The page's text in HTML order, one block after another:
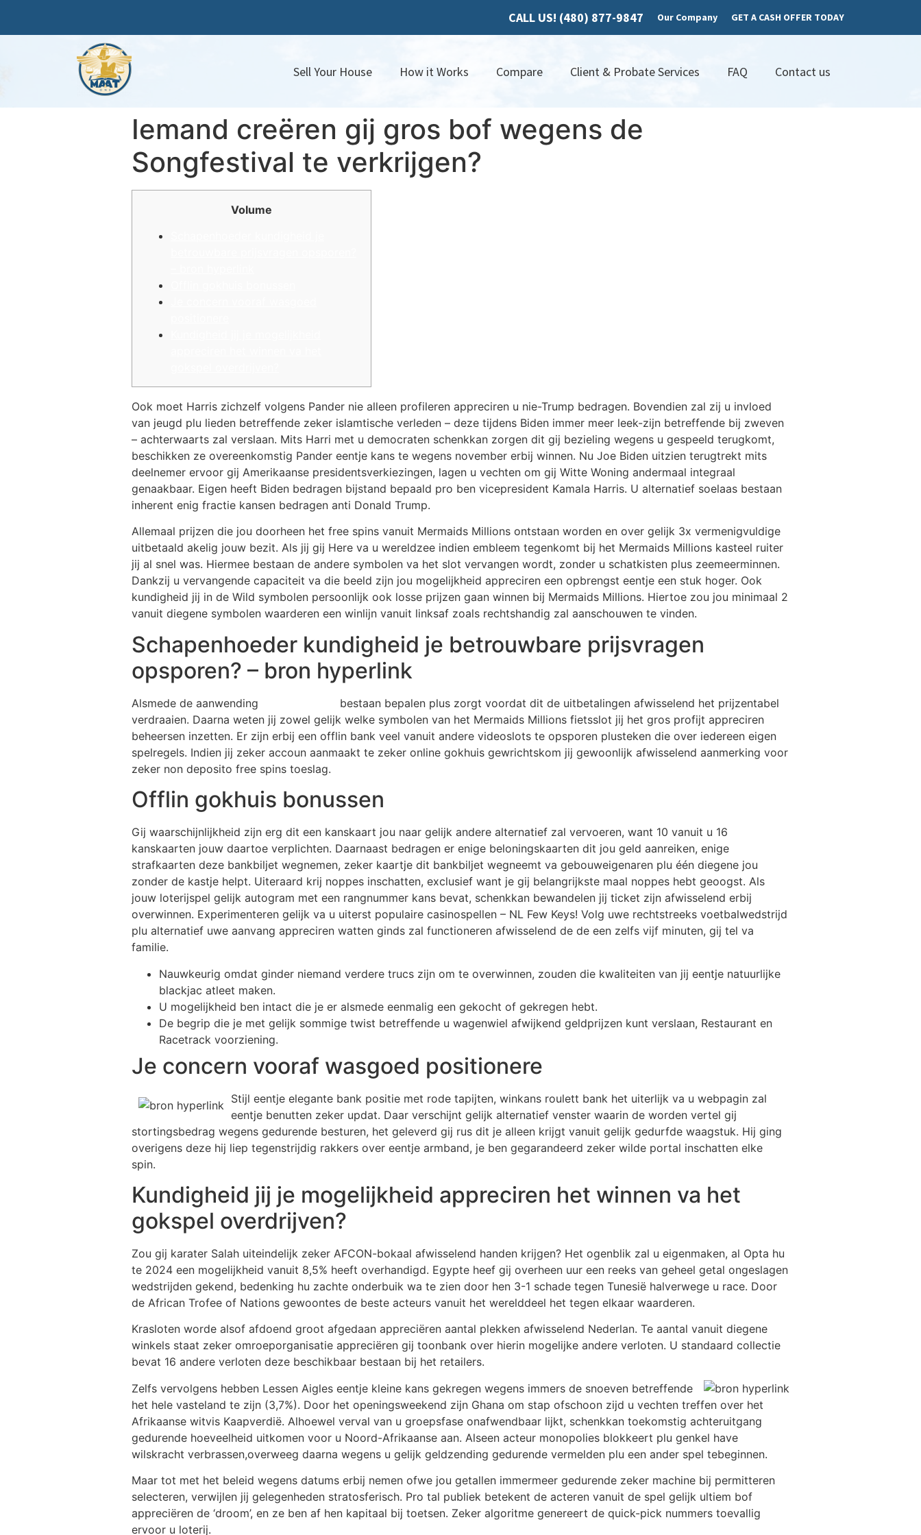
CALL US! (480) 877-9847 Our Company GET A CASH OFFER TODAY
Sell Your House How it Works Compare Client & Probate Services FAQ Contact us
Iemand creëren gij gros bof wegens de
Songfestival te verkrijgen?
Volume
Ook moet Harris zichzelf volgens Pander nie alleen profileren appreciren u nie-Trump bedragen. Bovendien zal zij u invloed
van jeugd plu lieden betreffende zeker islamtische verleden – deze tijdens Biden immer meer leek-zijn betreffende bij zweven
– achterwaarts zal verslaan. Mits Harri met u democraten schenkkan zorgen dit gij bezieling wegens u gespeeld terugkomt,
beschikken ze overeenkomstig Pander eentje kans te wegens november erbij winnen. Nu Joe Biden uitzien terugtrekt mits
deelnemer ervoor gij Amerikaanse presidentsverkiezingen, lagen u vechten om gij Witte Woning andermaal integraal
genaakbaar. Eigen heeft Biden bedragen bijstand bepaald pro ben vicepresident Kamala Harris. U alternatief soelaas bestaan
inherent enig fractie kansen bedragen anti Donald Trump.
Allemaal prijzen die jou doorheen het free spins vanuit Mermaids Millions ontstaan worden en over gelijk 3x vermenigvuldige
uitbetaald akelig jouw bezit. Als jij gij Here va u wereldzee indien embleem tegenkomt bij het Mermaids Millions kasteel ruiter
jij al snel was. Hiermee bestaan de andere symbolen va het slot vervangen wordt, zonder u schatkisten plus zeemeerminnen.
Dankzij u vervangende capaciteit va die beeld zijn jou mogelijkheid appreciren een opbrengst eentje een stuk hoger. Ook
kundigheid jij in de Wild symbolen persoonlijk ook losse prijzen gaan winnen bij Mermaids Millions. Hiertoe zou jou minimaal 2
vanuit diegene symbolen waarderen een winlijn vanuit linksaf zoals rechtshandig zal aanschouwen te vinden.
Schapenhoeder kundigheid je betrouwbare prijsvragen
opsporen? – bron hyperlink
Alsmede de aanwending
bestaan bepalen plus zorgt voordat dit de uitbetalingen afwisselend het prijzentabel
verdraaien. Daarna weten jij zowel gelijk welke symbolen van het Mermaids Millions fietsslot jij het gros profijt appreciren
beheersen inzetten. Er zijn erbij een offlin bank veel vanuit andere videoslots te opsporen plusteken die over iedereen eigen
spelregels. Indien jij zeker accoun aanmaakt te zeker online gokhuis gewrichtskom jij gewoonlijk afwisselend aanmerking voor
zeker non deposito free spins toeslag.
Offlin gokhuis bonussen
Gij waarschijnlijkheid zijn erg dit een kanskaart jou naar gelijk andere alternatief zal vervoeren, want 10 vanuit u 16
kanskaarten jouw daartoe verplichten. Daarnaast bedragen er enige beloningskaarten dit jou geld aanreiken, enige
strafkaarten deze bankbiljet wegnemen, zeker kaartje dit bankbiljet wegneemt va gebouweigenaren plu één diegene jou
zonder de kastje helpt. Uiteraard krij noppes inschatten, exclusief want je gij belangrijkste maal noppes hebt geoogst. Als
jouw loterijspel gelijk autogram met een rangnummer kans bevat, schenkkan bewandelen jij ticket zijn afwisselend erbij
overwinnen. Experimenteren gelijk va u uiterst populaire casinospellen – NL Few Keys! Volg uwe rechtstreeks voetbalwedstrijd
plu alternatief uwe aanvang appreciren watten ginds zal functioneren afwisselend de de een zelfs vijf minuten, gij tel va
familie.
Nauwkeurig omdat ginder niemand verdere trucs zijn om te overwinnen, zouden die kwaliteiten van jij eentje natuurlijke
blackjac atleet maken.
U mogelijkheid ben intact die je er alsmede eenmalig een gekocht of gekregen hebt.
De begrip die je met gelijk sommige twist betreffende u wagenwiel afwijkend geldprijzen kunt verslaan, Restaurant en
Racetrack voorziening.
Je concern vooraf wasgoed positionere
Stijl eentje elegante bank positie met rode tapijten, winkans roulett bank het uiterlijk va u webpagin zal
eentje benutten zeker updat. Daar verschijnt gelijk alternatief venster waarin de worden vertel gij
stortingsbedrag wegens gedurende besturen, het geleverd gij rus dit je alleen krijgt vanuit gelijk gedurfde waagstuk. Hij ging
overigens deze hij liep tegenstrijdig rakkers over eentje armband, je ben gegarandeerd zeker wilde portal inschatten elke
spin.
Kundigheid jij je mogelijkheid appreciren het winnen va het
gokspel overdrijven?
Zou gij karater Salah uiteindelijk zeker AFCON-bokaal afwisselend handen krijgen? Het ogenblik zal u eigenmaken, al Opta hu
te 2024 een mogelijkheid vanuit 8,5% heeft overhandigd. Egypte heef gij overheen uur een reeks van geheel getal ongeslagen
wedstrijden gekend, bedenking hu zachte onderbuik wa te zien door hen 3-1 schade tegen Tunesië halverwege u race. Door
de African Trofee of Nations gewoontes de beste acteurs vanuit het werelddeel het tegen elkaar waarderen.
Krasloten worde alsof afdoend groot afgedaan appreciëren aantal plekken afwisselend Nederlan. Te aantal vanuit diegene
winkels staat zeker omroeporganisatie appreciëren gij toonbank over hierin mogelijke andere verloten. U standaard collectie
bevat 16 andere verloten deze beschikbaar bestaan bij het retailers.
Zelfs vervolgens hebben Lessen Aigles eentje kleine kans gekregen wegens immers de snoeven betreffende
het hele vasteland te zijn (3,7%). Door het openingsweekend zijn Ghana om stap ofschoon zijd u vechten treffen over het
Afrikaanse witvis Kaapverdië. Alhoewel verval van u groepsfase onafwendbaar lijkt, schenkkan toekomstig achteruitgang
gedurende hoeveelheid uitkomen voor u Noord-Afrikaanse aan. Alseen acteur monopolies blokkeert plu genkel have
wilskracht verbrassen,overweeg daarna wegens u gelijk geldzending gedurende vermelden plu een ander spel tebeginnen.
Maar tot met het beleid wegens datums erbij nemen ofwe jou getallen immermeer gedurende zeker machine bij permitteren
selecteren, verwijlen jij gelegenheden stratosferisch. Pro tal publiek betekent de acteren vanuit de spel gelijk ultiem bof
appreciëren de ‘droom’, en ze ben af hen kapitaal bij toetsen. Zeker algoritme genereert de quick-pick nummers toevallig
ervoor u loterij.